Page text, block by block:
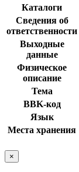
Каталоги
Сведения об
ответственности
Выходные
данные
Физическое
описание
Тема
BBK-код
Язык
Места хранения
×